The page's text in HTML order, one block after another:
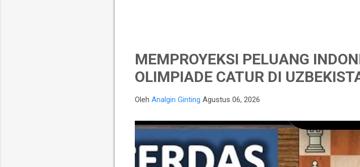
MEMPROYEKSI PELUANG
OLIMPIADE CATUR DI
Oleh Analgin Ginting Agustus 06, 2026